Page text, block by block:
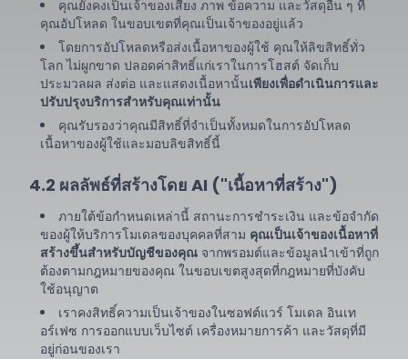
คุณยังคงเป็นเจ้าของเสียง ภาพ ข้อความ และวัสดุอื่น ๆ ที่
คุณอัปโหลด ในขอบเขตที่คุณเป็นเจ้าของอยู่แล้ว
โดยการอัปโหลดหรือส่งเนื้อหาของผู้ใช้ คุณให้ลิขสิทธิ์ทั่ว
โลก ไม่ผูกขาด ปลอดค่าสิทธิ์แก่เราในการโฮสต์ จัดเก็บ
ประมวลผล ส่งต่อ และแสดงเนื้อหานั้นเพียงเพื่อดำเนินการและ
ปรับปรุงบริการสำหรับคุณเท่านั้น
คุณรับรองว่าคุณมีสิทธิ์ที่จำเป็นทั้งหมดในการอัปโหลด
เนื้อหาของผู้ใช้และมอบลิขสิทธิ์นี้
4.2 ผลลัพธ์ที่สร้างโดย AI ("เนื้อหาที่สร้าง")
ภายใต้ข้อกำหนดเหล่านี้ สถานะการชำระเงิน และข้อจำกัด
ของผู้ให้บริการโมเดลของบุคคลที่สาม คุณเป็นเจ้าของเนื้อหาที่
สร้างขึ้นสำหรับบัญชีของคุณ จากพรอมต์และข้อมูลนำเข้าที่ถูก
ต้องตามกฎหมายของคุณ ในขอบเขตสูงสุดที่กฎหมายที่บังคับ
ใช้อนุญาต
เราคงสิทธิ์ความเป็นเจ้าของในซอฟต์แวร์ โมเดล อินเท
อร์เฟซ การออกแบบเว็บไซต์ เครื่องหมายการค้า และวัสดุที่มี
อยู่ก่อนของเรา